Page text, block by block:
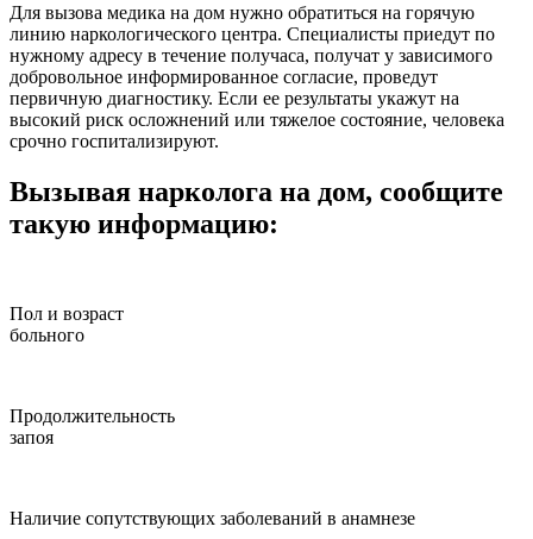
Для вызова медика на дом нужно обратиться на горячую
линию наркологического центра. Специалисты приедут по
нужному адресу в течение получаса, получат у зависимого
добровольное информированное согласие, проведут
первичную диагностику. Если ее результаты укажут на
высокий риск осложнений или тяжелое состояние, человека
срочно госпитализируют.
Вызывая нарколога на дом, сообщите
такую информацию:
Пол и возраст
больного
Продолжительность
запоя
Наличие сопутствующих заболеваний в анамнезе